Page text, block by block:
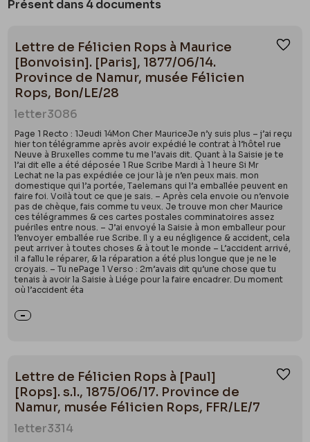
Présent dans 4 documents
Lettre de Félicien Rops à Maurice
[Bonvoisin]. [Paris], 1877/06/14.
Province de Namur, musée Félicien
Rops, Bon/LE/28
letter3086
Page 1 Recto : 1Jeudi 14Mon Cher MauriceJe n’y suis plus – j’ai reçu
hier ton télégramme après avoir expédié le contrat à l’hôtel rue
Neuve à Bruxelles comme tu me l’avais dit. Quant à la Saisie je te
l’ai dit elle a été déposée 1 Rue Scribe Mardi à 1 heure Si Mr
Lechat ne la pas expédiée ce jour là je n’en peux mais. mon
domestique qui l’a portée, Taelemans qui l’a emballée peuvent en
faire foi. Voilà tout ce que je sais. – Après cela envoie ou n’envoie
pas de chèque, fais comme tu veux. Je trouve mon cher Maurice
ces télégrammes & ces cartes postales comminatoires assez
puériles entre nous. – J’ai envoyé la Saisie à mon emballeur pour
l’envoyer emballée rue Scribe. Il y a eu négligence & accident, cela
peut arriver à toutes choses & à tout le monde – L’accident arrivé,
il a fallu le réparer, & la réparation a été plus longue que je ne le
croyais. – Tu nePage 1 Verso : 2m’avais dit qu’une chose que tu
tenais à avoir la Saisie à Liége pour la faire encadrer. Du moment
où l’accident éta
Lettre de Félicien Rops à [Paul]
[Rops]. s.l., 1875/06/17. Province de
Namur, musée Félicien Rops, FFR/LE/7
letter3314